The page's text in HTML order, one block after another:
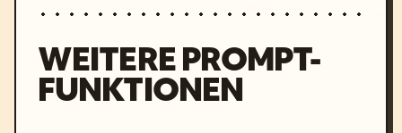
WEITERE PROMPT-
FUNKTIONEN